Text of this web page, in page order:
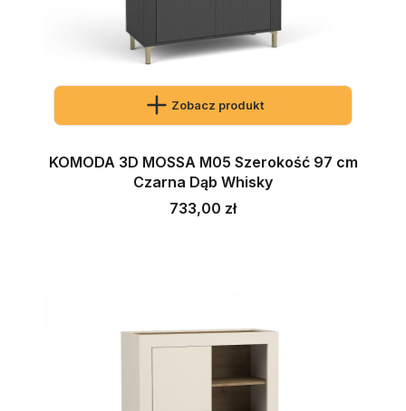
Zobacz produkt
KOMODA 3D MOSSA M05 Szerokość 97 cm
Czarna Dąb Whisky
Cena
733,00 zł